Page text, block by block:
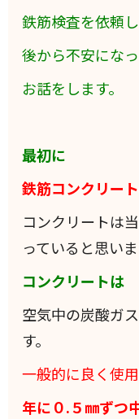
鉄筋検査を依頼
後から不安にな
お話をします。
最初に
鉄筋コンクリー
コンクリートは
っていると思いま
コンクリートは
空気中の炭酸ガ
す。
一般的に良く使
年に０.５㎜ずつ